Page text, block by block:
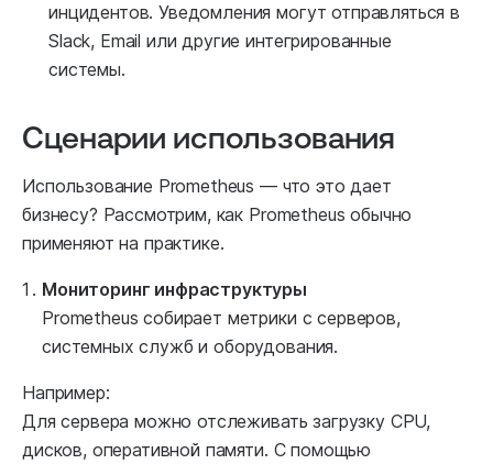
инцидентов. Уведомления могут отправляться в
Slack, Email или другие интегрированные
системы.
Сценарии использования
Использование Prometheus — что это дает
бизнесу? Рассмотрим, как Prometheus обычно
применяют на практике.
Мониторинг инфраструктуры
Prometheus собирает метрики с серверов,
системных служб и оборудования.
Например:
Для сервера можно отслеживать загрузку CPU,
дисков, оперативной памяти. С помощью